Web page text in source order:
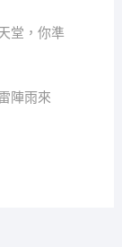
堂，你準
陣雨來